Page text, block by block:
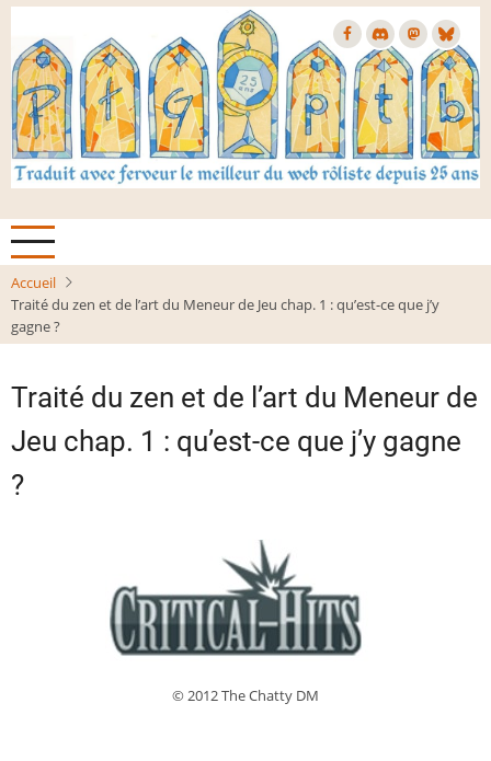
Aller
contenu
principal
Accueil
Traité du zen et de l’art du Meneur de Jeu chap. 1 : qu’est-ce que j’y
gagne ?
Traité du zen et de l’art du Meneur de
Jeu chap. 1 : qu’est-ce que j’y gagne
?
© 2012 The Chatty DM